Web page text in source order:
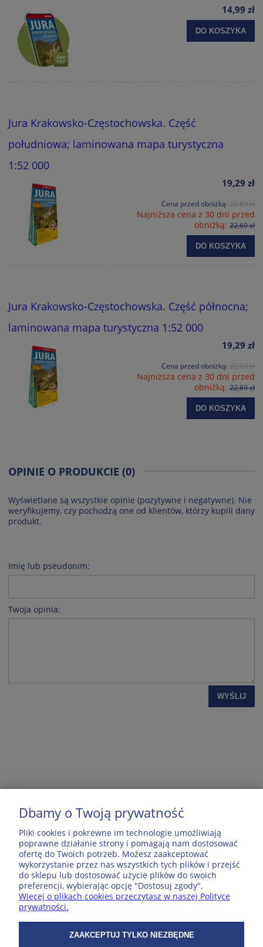
14,99 zł
DO KOSZYKA
Jura Krakowsko-Częstochowska. Część
południowa; laminowana mapa turystyczna
1:52 000
19,29 zł
Cena przed obniżką: 22,69 zł
Najniższa cena z 30 dni przed
obniżką: 22,69 zł
DO KOSZYKA
Jura Krakowsko-Częstochowska. Część północna;
laminowana mapa turystyczna 1:52 000
19,29 zł
Cena przed obniżką: 22,69 zł
Najniższa cena z 30 dni przed
obniżką: 22,69 zł
DO KOSZYKA
OPINIE O PRODUKCIE (0)
Wyświetlane są wszystkie opinie (pozytywne i negatywne). Nie
weryfikujemy, czy pochodzą one od klientów, którzy kupili dany
produkt.
Imię lub pseudonim:
Twoja opinia:
WYŚLIJ
MOJE KONTO
POPULARNE PRODUKTY
ZAKUPY
WSPÓŁPRACA
Dbamy o Twoją prywatność
Pliki cookies i pokrewne im technologie umożliwiają
poprawne działanie strony i pomagają nam dostosować
ofertę do Twoich potrzeb. Możesz zaakceptować
wykorzystanie przez nas wszystkich tych plików i przejść
do sklepu lub dostosować użycie plików do swoich
preferencji, wybierając opcję "Dostosuj zgody".
Więcej o plikach cookies przeczytasz w naszej Polityce
prywatności.
ZAAKCEPTUJ TYLKO NIEZBĘDNE